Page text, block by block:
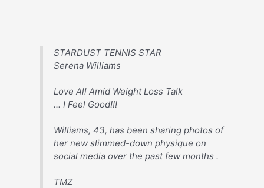
STARDUST TENNIS STAR
Serena Williams
Love All Amid Weight Loss Talk
... I Feel Good!!!
Williams, 43, has been sharing photos of
her new slimmed-down physique on
social media over the past few months .
TMZ